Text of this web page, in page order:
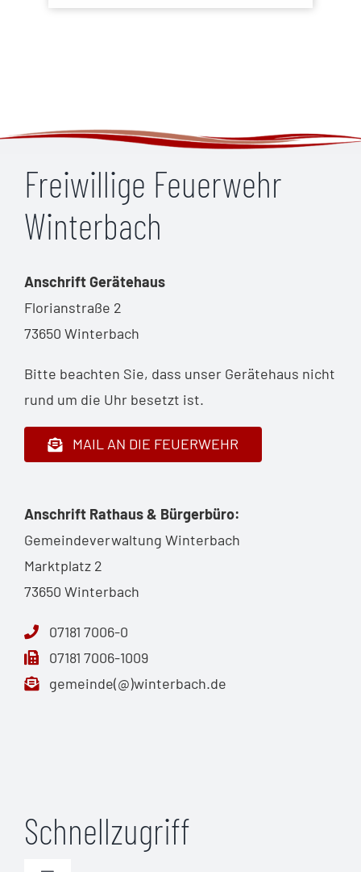
Freiwillige Feuerwehr
Winterbach
Anschrift Gerätehaus
Florianstraße 2
73650 Winterbach
Bitte beachten Sie, dass unser Gerätehaus nicht
rund um die Uhr besetzt ist.
MAIL AN DIE FEUERWEHR
Anschrift Rathaus & Bürgerbüro:
Gemeindeverwaltung Winterbach
Marktplatz 2
73650 Winterbach
07181 7006-0
07181 7006-1009
gemeinde(@)winterbach.de
Schnellzugriff